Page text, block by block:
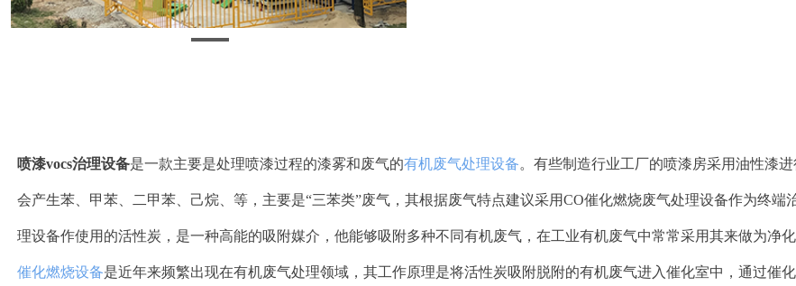
喷漆vocs治理设备是一款主要是处理喷漆过程的漆雾和废气的有机废气处理设备。有些制造行业工厂的喷漆房采用油性漆
会产生苯、甲苯、二甲苯、己烷、等，主要是“三苯类”废气，其根据废气特点建议采用CO催化燃烧废气处理设备作为终端
理设备作使用的活性炭，是一种高能的吸附媒介，他能够吸附多种不同有机废气，在工业有机废气中常常采用其来做为净
催化燃烧设备是近年来频繁出现在有机废气处理领域，其工作原理是将活性炭吸附脱附的有机废气进入催化室中，通过催